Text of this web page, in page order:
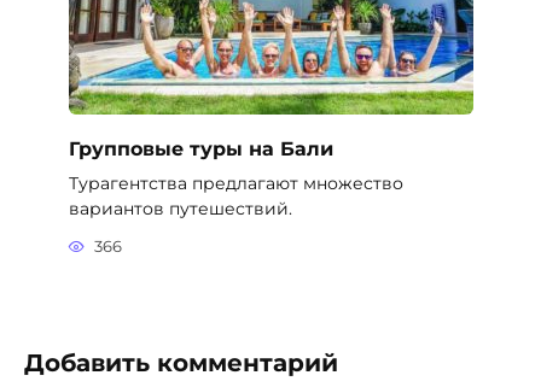
Групповые туры на Бали
Турагентства предлагают множество
вариантов путешествий.
366
Добавить комментарий